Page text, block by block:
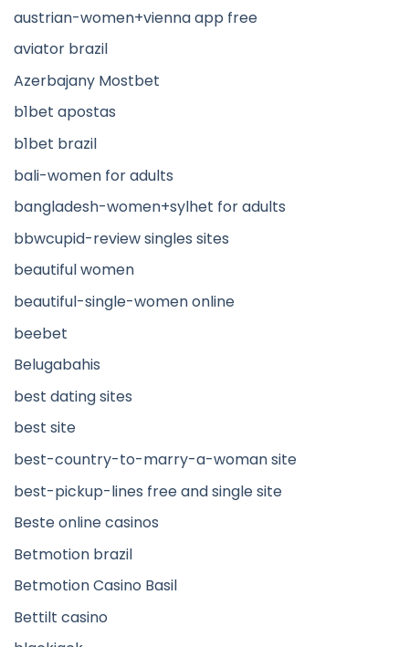
austrian-women+vienna app free
aviator brazil
Azerbajany Mostbet
b1bet apostas
b1bet brazil
bali-women for adults
bangladesh-women+sylhet for adults
bbwcupid-review singles sites
beautiful women
beautiful-single-women online
beebet
Belugabahis
best dating sites
best site
best-country-to-marry-a-woman site
best-pickup-lines free and single site
Beste online casinos
Betmotion brazil
Betmotion Casino Basil
Bettilt casino